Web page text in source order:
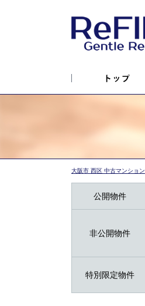
大阪市 西区 中古マンション
公開物件
非公開物件
特別限定物件